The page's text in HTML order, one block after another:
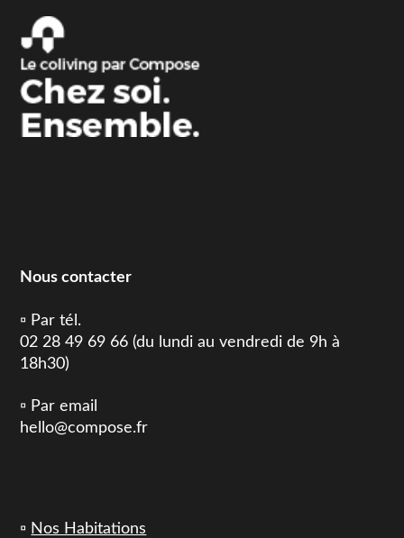
Nous contacter
▫️ Par tél.
02 28 49 69 66 (du lundi au vendredi de 9h à
18h30)
▫️ Par email
hello@compose.fr
▫️ Nos Habitations